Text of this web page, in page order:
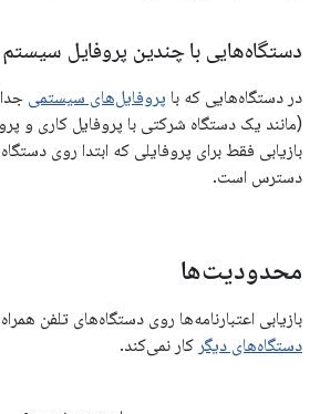
دستگاه‌هایی با چندین پروفایل سیستم
در دستگاه‌هایی که با پروفایل‌های سیستمی
(مانند یک دستگاه شرکتی با پروفایل کاری و
بازیابی فقط برای پروفایلی که ابتدا روی
دسترس است.
محدودیت‌ها
بازیابی اعتبارنامه‌ها روی دستگاه‌های تلفن
دستگاه‌های دیگر کار نمی‌کند.